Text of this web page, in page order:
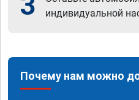
индивидуальной
Почему нам можно